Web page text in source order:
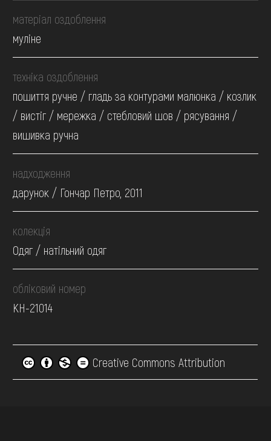
матеріал оздоблення
муліне
техніка оздоблення
пошиття ручне / гладь за контурами малюнка / козлик
/ вистіг / мережка / стебловий шов / рясування /
вишивка ручна
надходження
дарунок / Гончар Петро, 2011
колекція
Одяг / натільний одяг
обліковий номер
КН-21014
Creative Commons Attribution